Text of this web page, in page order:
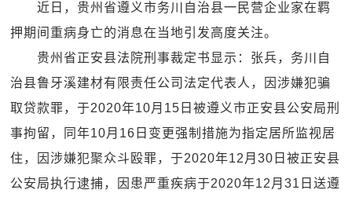
近日，贵州省遵义市务川自治县一民营企业家在羁
押期间重病身亡的消息在当地引发高度关注。
贵州省正安县法院刑事裁定书显示：张兵，务川自
治县鲁牙溪建材有限责任公司法定代表人，因涉嫌犯骗
取贷款罪，于2020年10月15日被遵义市正安县公安局刑
事拘留，同年10月16日变更强制措施为指定居所监视居
住，因涉嫌犯聚众斗殴罪，于2020年12月30日被正安县
公安局执行逮捕，因患严重疾病于2020年12月31日送遵